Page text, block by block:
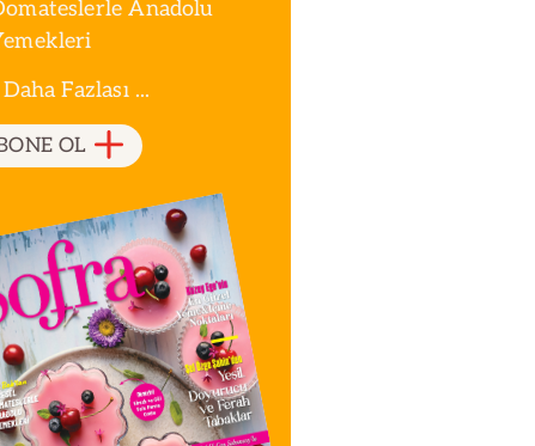
Anadolu
Fazlası ...
OL